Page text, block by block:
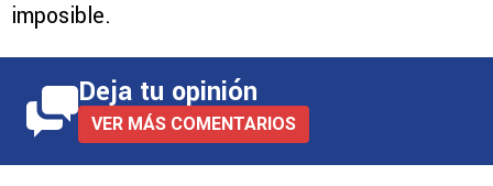
imposible.
Deja tu opinión
VER MÁS COMENTARIOS